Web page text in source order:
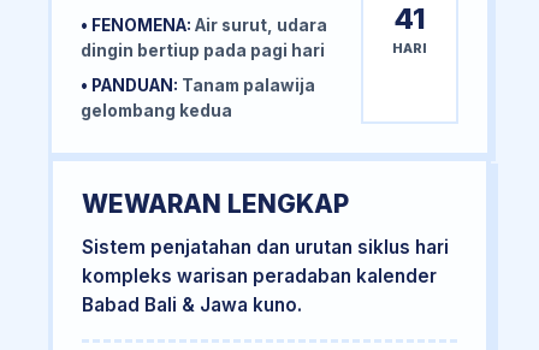
• FENOMENA: Air surut, udara
dingin bertiup pada pagi hari
• PANDUAN: Tanam palawija
gelombang kedua
41
HARI
WEWARAN LENGKAP
Sistem penjatahan dan urutan siklus hari
kompleks warisan peradaban kalender
Babad Bali & Jawa kuno.